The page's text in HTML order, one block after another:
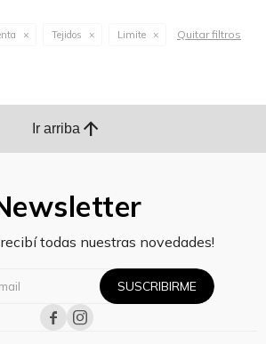
Tejidos Limite Quitar filtros
Ir arriba arrow_upward
todas nuestras novedades!
SUSCRIBIRME
 